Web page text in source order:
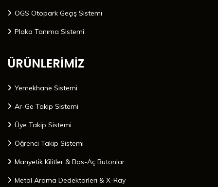
OGS Otopark Geçiş Sistemi
Plaka Tanıma Sistemi
ÜRÜNLERİMİZ
Yemekhane Sistemi
Ar-Ge Takip Sistemi
Üye Takip Sistemi
Öğrenci Takip Sistemi
Manyetik Kilitler & Bas-Aç Butonlar
Metal Arama Dedektörleri & X-Ray